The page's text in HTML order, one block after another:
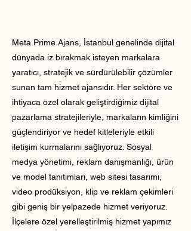
Meta Prime Ajans, İstanbul genelinde dijital
dünyada iz bırakmak isteyen markalara
yaratıcı, stratejik ve sürdürülebilir çözümler
sunan tam hizmet ajansıdır. Her sektöre ve
ihtiyaca özel olarak geliştirdiğimiz dijital
pazarlama stratejileriyle, markaların kimliğini
güçlendiriyor ve hedef kitleleriyle etkili
iletişim kurmalarını sağlıyoruz. Sosyal
medya yönetimi, reklam danışmanlığı, ürün
ve model tanıtımları, web sitesi tasarımı,
video prodüksiyon, klip ve reklam çekimleri
gibi geniş bir yelpazede hizmet veriyoruz.
İlçelere özel yerelleştirilmiş hizmet yapımız